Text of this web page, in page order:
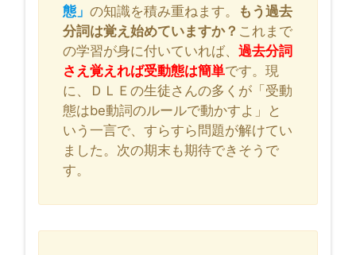
態」 の知識を積み重ねます。
もう過去
分詞は覚え始めていますか？ これまで
の学習が身に付いていれば、 過去分詞
さえ覚えれば受動態は簡単です。現
に、ＤＬＥの生徒さんの多くが「受動
態はbe動詞のルールで動かすよ」と
いう一言で、すらすら問題が解けてい
ました。次の期末も期待できそうで
す。